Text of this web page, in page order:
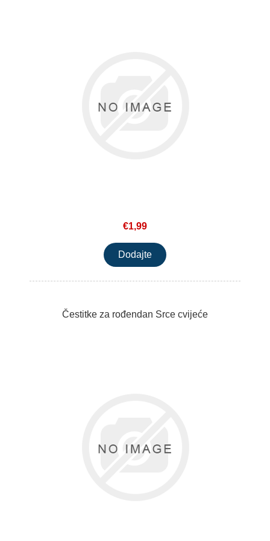
€1,99
Čestitke za rođendan Srce cvijeće